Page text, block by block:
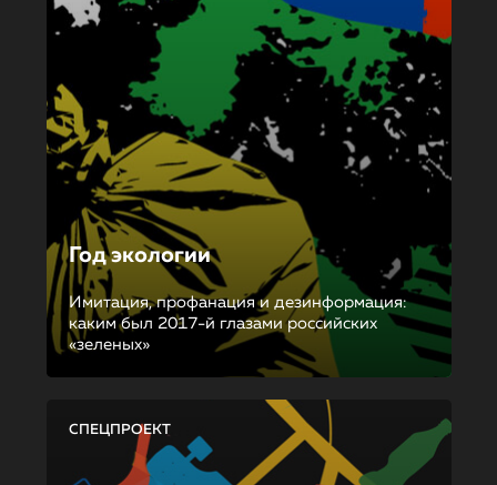
Год экологии
Имитация, профанация и дезинформация:
каким был 2017-й глазами российских
«зеленых»
СПЕЦПРОЕКТ